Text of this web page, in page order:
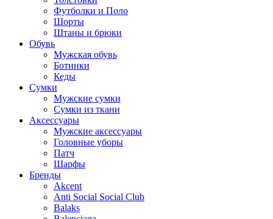
Футболки и Поло
Шорты
Штаны и брюки
Обувь
Мужская обувь
Ботинки
Кеды
Сумки
Мужские сумки
Сумки из ткани
Аксессуары
Мужские аксессуары
Головные уборы
Патч
Шарфы
Бренды
Akcent
Anti Social Social Club
Balaks